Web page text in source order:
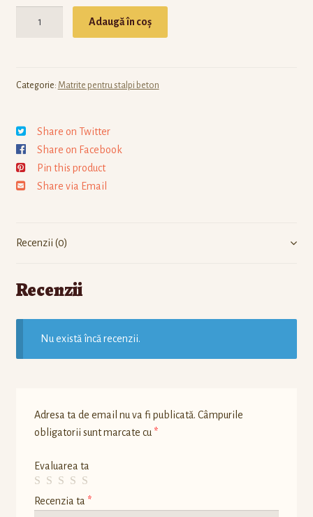
Adaugă în coș
Categorie: Matrite pentru stalpi beton
Share on Twitter
Share on Facebook
Pin this product
Share via Email
Recenzii (0)
Recenzii
Nu există încă recenzii.
Adresa ta de email nu va fi publicată. Câmpurile
obligatorii sunt marcate cu *
Evaluarea ta
Recenzia ta *